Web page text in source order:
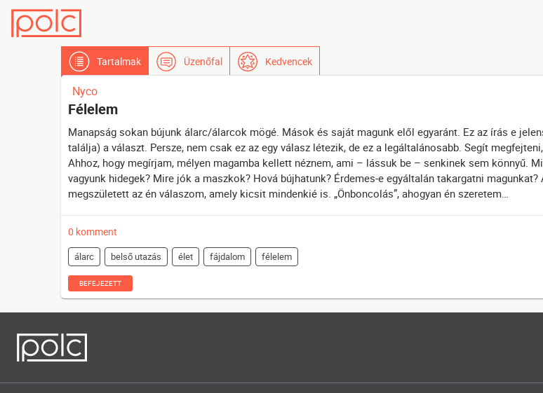
Tartalmak Üzenőfal Kedvencek
Nyco
Félelem
Manapság sokan bújunk álarc/álarcok mögé. Mások és saját magunk elől egyaránt. Ez az írás e
találja) a választ. Persze, nem csak ez az egy válasz létezik, de ez a legáltalánosabb. Segít
Ahhoz, hogy megírjam, mélyen magamba kellett néznem, ami – lássuk be – senkinek sem könnyű.
vagyunk hidegek? Mire jók a maszkok? Hová bújhatunk? Érdemes-e egyáltalán takargatni magunkat?
megszületett az én válaszom, amely kicsit mindenkié is. „Önboncolás”, ahogyan én szeretem…
0 komment
álarc belső utazás élet fájdalom félelem
BEFEJEZETT